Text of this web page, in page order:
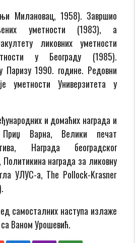
Милановац, 1958). Завршио
уметности (1983), а
ликовних уметности
у Београду (1985).
Паризу 1990. године. Редовни
уметности Универзитета у
и домаћих награда и
Варна, Велики печат
Награда београдског
награда за ликовну
УЛУС-а, The Pollock-Krasner
самосталних наступа излаже
са Ваном Урошевић.